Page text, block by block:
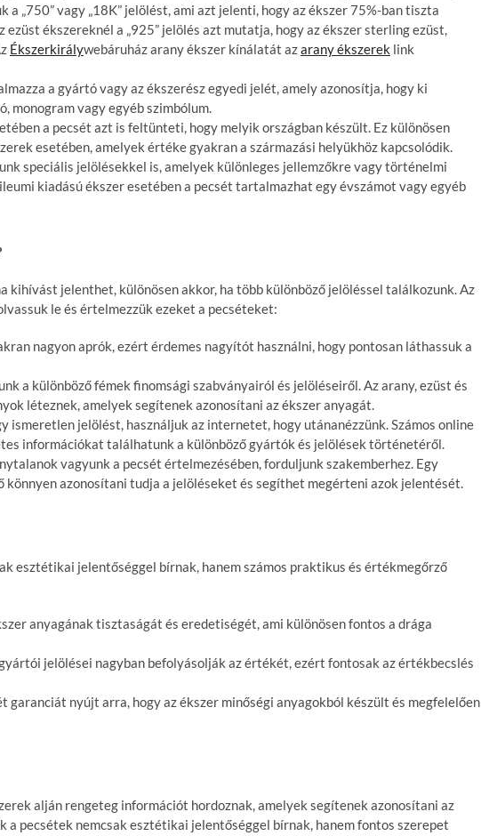
„750” vagy „18K” jelölést, ami azt jelenti, hogy az ékszer 75%-ban tiszta
ékszereknél a „925” jelölés azt mutatja, hogy az ékszer sterling ezüst,
Ékszerkirálywebáruház arany ékszer kínálatát azarany ékszerek link
a gyártó vagy az ékszerész egyedi jelét, amely azonosítja, hogy ki
monogram vagy egyéb szimbólum.
a pecsét azt is feltünteti, hogy melyik országban készült. Ez különösen
esetében, amelyek értéke gyakran a származási helyükhöz kapcsolódik.
speciális jelölésekkel is, amelyek különleges jellemzőkre vagy történelmi
kiadású ékszer esetében a pecsét tartalmazhat egy évszámot vagy egyéb
kihívást jelenthet, különösen akkor, ha több különböző jelöléssel találkozunk. Az
le és értelmezzük ezeket a pecséteket:
nagyon aprók, ezért érdemes nagyítót használni, hogy pontosan láthassuk a
a különböző fémek finomsági szabványairól és jelöléseiről. Az arany, ezüst és
léteznek, amelyek segítenek azonosítani az ékszer anyagát.
ismeretlen jelölést, használjuk az internetet, hogy utánanézzünk. Számos online
információkat találhatunk a különböző gyártók és jelölések történetéről.
vagyunk a pecsét értelmezésében, forduljunk szakemberhez. Egy
azonosítani tudja a jelöléseket és segíthet megérteni azok jelentését.
esztétikai jelentőséggel bírnak, hanem számos praktikus és értékmegőrző
anyagának tisztaságát és eredetiségét, ami különösen fontos a drága
jelölései nagyban befolyásolják az értékét, ezért fontosak az értékbecslés
garanciát nyújt arra, hogy az ékszer minőségi anyagokból készült és megfelelően
alján rengeteg információt hordoznak, amelyek segítenek azonosítani az
a pecsétek nemcsak esztétikai jelentőséggel bírnak, hanem fontos szerepet